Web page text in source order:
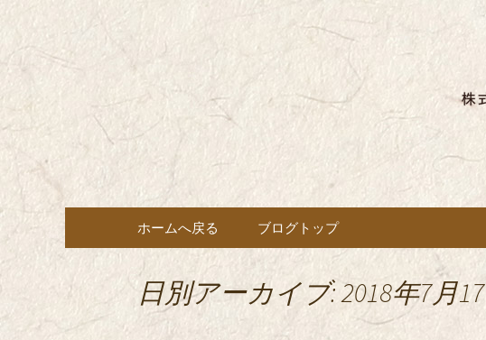
都内に5店舗
希（しんき）
ン・コーポ
東京都内に5店舗ある美味しい蕎
ョン」の新着情報はこちら。店舗
も豊富にご用意。
コンテンツへ移動
ホームへ戻る ブログトップ
日別アーカイブ: 2018年7月